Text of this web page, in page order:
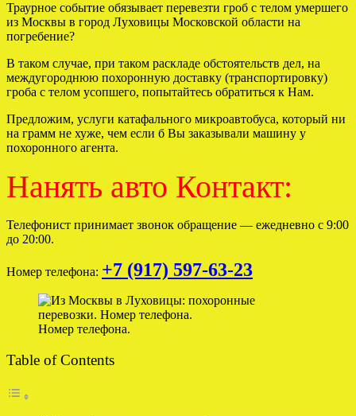
Траурное событие обязывает перевезти гроб с телом умершего
из Москвы в город Луховицы Московской области на
погребение?
В таком случае, при таком раскладе обстоятельств дел, на
междугороднюю похоронную доставку (транспортировку)
гроба с телом усопшего, попытайтесь обратиться к Нам.
Предложим, услуги катафального микроавтобуса, который ни
на грамм не хуже, чем если б Вы заказывали машину у
похоронного агента.
Нанять авто Контакт:
Телефонист принимает звонок обращение — ежедневно с 9:00
до 20:00.
Номер телефона: +7 (917) 597-63-23
Номер телефона.
Table of Contents